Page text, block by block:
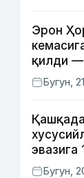
Эрон
қилди
Бугун,
эвазига
шахс
Бугун,